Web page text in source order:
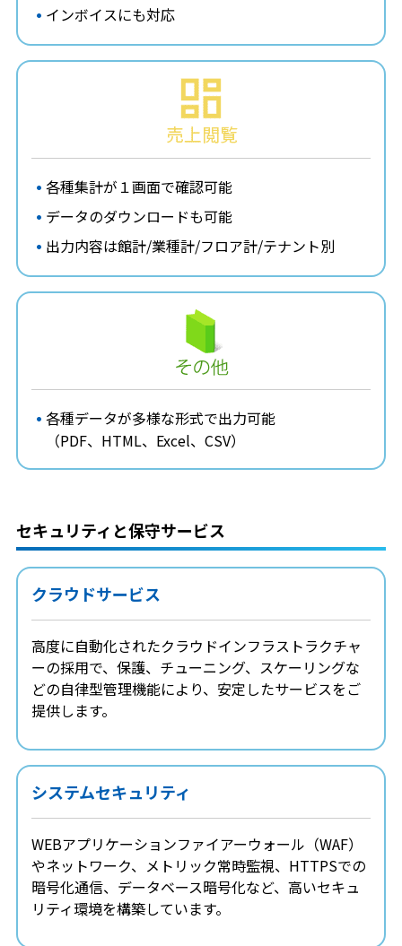
インボイスにも対応
各種集計が１画面で確認可能
データのダウンロードも可能
出力内容は館計/業種計/フロア計/テナント別
各種データが多様な形式で出力可能
（PDF、HTML、Excel、CSV）
セキュリティと保守サービス
クラウドサービス
高度に自動化されたクラウドインフラストラクチャ
ーの採用で、保護、チューニング、スケーリングな
どの自律型管理機能により、安定したサービスをご
提供します。
システムセキュリティ
WEBアプリケーションファイアーウォール（WAF）
やネットワーク、メトリック常時監視、HTTPSでの
暗号化通信、データベース暗号化など、高いセキュ
リティ環境を構築しています。